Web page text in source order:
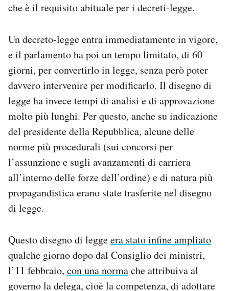
che è il requisito abituale per i decreti-legge.
Un decreto-legge entra immediatamente in vigore,
e il parlamento ha poi un tempo limitato, di 60
giorni, per convertirlo in legge, senza però poter
davvero intervenire per modificarlo. Il disegno di
legge ha invece tempi di analisi e di approvazione
molto più lunghi. Per questo, anche su indicazione
del presidente della Repubblica, alcune delle
norme più procedurali (sui concorsi per
l’assunzione e sugli avanzamenti di carriera
all’interno delle forze dell’ordine) e di natura più
propagandistica erano state trasferite nel disegno
di legge.
Questo disegno di leggeera stato infine ampliato
qualche giorno dopo dal Consiglio dei ministri,
l’11 febbraio, con una normache attribuiva al
governo la delega, cioè la competenza, di adottare